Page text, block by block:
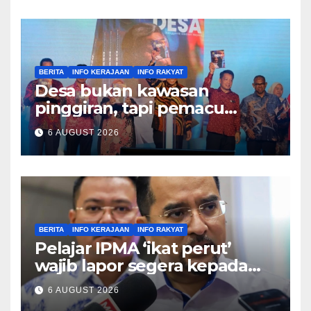
BERITA INFO KERAJAAN INFO RAKYAT
Desa bukan kawasan
pinggiran, tapi pemacu
ekonomi negara – Zahid
Hamidi
6 AUGUST 2026
BERITA INFO KERAJAAN INFO RAKYAT
Pelajar IPMA ‘ikat perut’
wajib lapor segera kepada
Pengarah – Asyraf Wajdi
6 AUGUST 2026